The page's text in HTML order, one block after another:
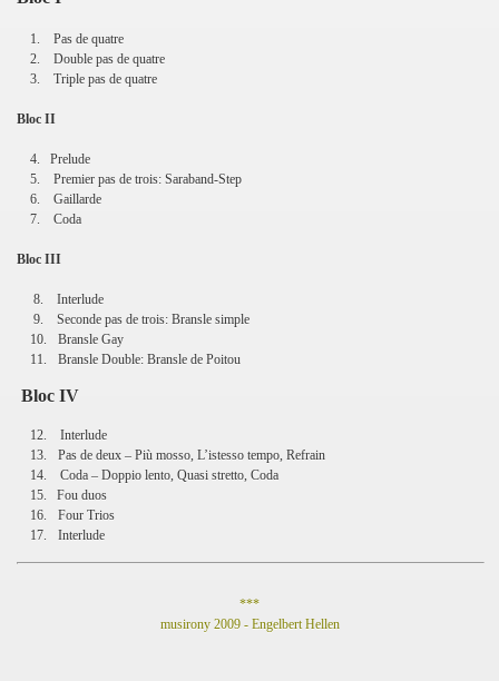
1.
Pas de quatre
2.
Double pas de quatre
3.
Triple pas de quatre
Bloc II
4. Prelude
5.
Premier pas de trois: Saraband-Step
6.
Gaillarde
7.
Coda
Bloc III
8. Interlude
9. Seconde pas de trois: Bransle simple
10.
Bransle Gay
11.
Bransle Double: Bransle de Poitou
Bloc IV
12.
Interlude
13.
Pas de deux – Più mosso, L’istesso tempo, Refrain
14.
Coda – Doppio lento, Quasi stretto, Coda
15. Fou duos
16.
Four Trios
17.
Interlude
***
musirony 2009 - Engelbert Hellen